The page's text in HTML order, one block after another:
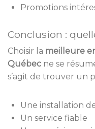
Promotions
Conclusion :
Choisir la meilleure
Québec ne se
s’agit de trouver un
Une installation
Un service fiable